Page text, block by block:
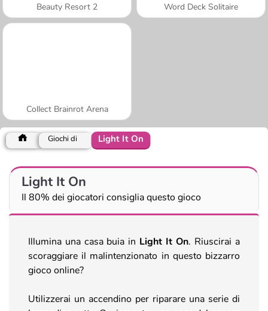
Beauty Resort 2 Word Deck Solitaire
Collect Brainrot Arena
Giochi di Light It On
Light It On
Il 80% dei giocatori consiglia questo gioco
Illumina una casa buia in Light It On. Riuscirai a
scoraggiare il malintenzionato in questo bizzarro
gioco online?
Utilizzerai un accendino per riparare una serie di